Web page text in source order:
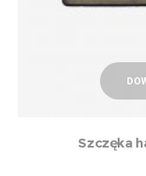
Szczęka